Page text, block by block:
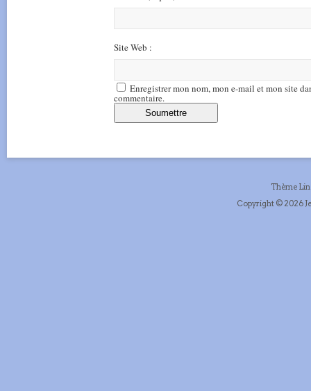
Site Web :
Enregistrer mon nom, mon e-mail et mon site
commentaire.
Thème
Copyright © 2026